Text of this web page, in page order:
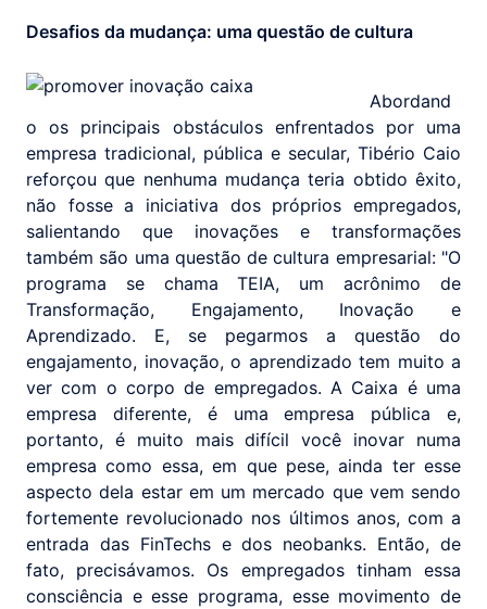
Desafios da mudança: uma questão de cultura
Abordand
o os principais obstáculos enfrentados por uma
empresa tradicional, pública e secular, Tibério Caio
reforçou que nenhuma mudança teria obtido êxito,
não fosse a iniciativa dos próprios empregados,
salientando que inovações e transformações
também são uma questão de cultura empresarial: "O
programa se chama TEIA, um acrônimo de
Transformação, Engajamento, Inovação e
Aprendizado. E, se pegarmos a questão do
engajamento, inovação, o aprendizado tem muito a
ver com o corpo de empregados. A Caixa é uma
empresa diferente, é uma empresa pública e,
portanto, é muito mais difícil você inovar numa
empresa como essa, em que pese, ainda ter esse
aspecto dela estar em um mercado que vem sendo
fortemente revolucionado nos últimos anos, com a
entrada das FinTechs e dos neobanks. Então, de
fato, precisávamos. Os empregados tinham essa
consciência e esse programa, esse movimento de